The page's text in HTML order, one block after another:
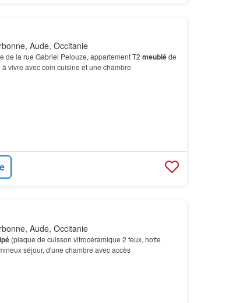
Aude, Occitanie
de la rue Gabriel Pelouze, appartement T2 meubléde
vivre avec coin cuisine et une chambre
Aude, Occitanie
(plaque de cuisson vitrocéramique 2 feux, hotte
séjour, d'une chambre avec accès